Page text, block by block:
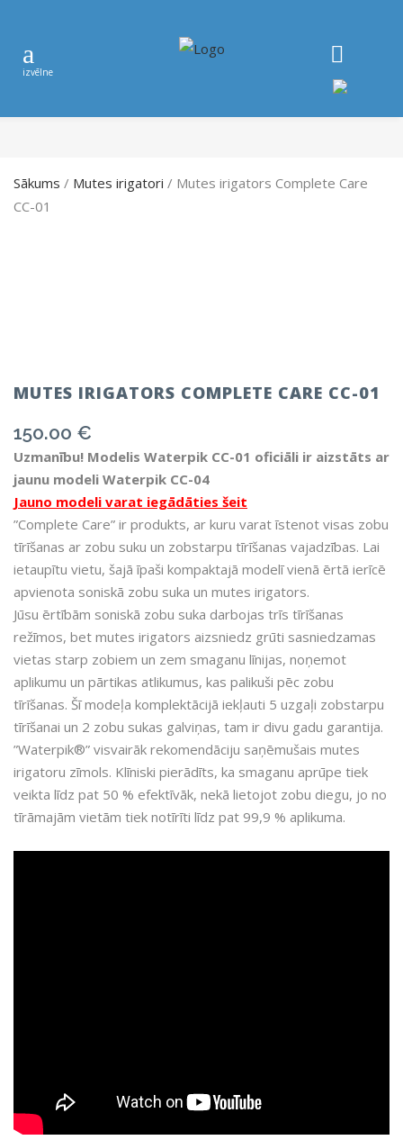
Sākums / Mutes irigatori / Mutes irigators Complete Care
CC-01
MUTES IRIGATORS COMPLETE CARE CC-01
150.00 €
Uzmanību! Modelis Waterpik CC-01 oficiāli ir aizstāts ar
jaunu modeli Waterpik CC-04
Jauno modeli varat iegādāties šeit
”Complete Care” ir produkts, ar kuru varat īstenot visas zobu
tīrīšanas ar zobu suku un zobstarpu tīrīšanas vajadzības. Lai
ietaupītu vietu, šajā īpaši kompaktajā modelī vienā ērtā ierīcē
apvienota soniskā zobu suka un mutes irigators.
Jūsu ērtībām soniskā zobu suka darbojas trīs tīrīšanas
režīmos, bet mutes irigators aizsniedz grūti sasniedzamas
vietas starp zobiem un zem smaganu līnijas, noņemot
aplikumu un pārtikas atlikumus, kas palikuši pēc zobu
tīrīšanas. Šī modeļa komplektācijā iekļauti 5 uzgaļi zobstarpu
tīrīšanai un 2 zobu sukas galviņas, tam ir divu gadu garantija.
”Waterpik®” visvairāk rekomendāciju saņēmušais mutes
irigatoru zīmols. Klīniski pierādīts, ka smaganu aprūpe tiek
veikta līdz pat 50 % efektīvāk, nekā lietojot zobu diegu, jo no
tīrāmajām vietām tiek notīrīti līdz pat 99,9 % aplikuma.